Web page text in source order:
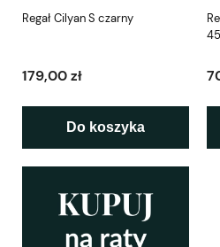
Regał Cilyan S czarny
179,00 zł
Do koszyka